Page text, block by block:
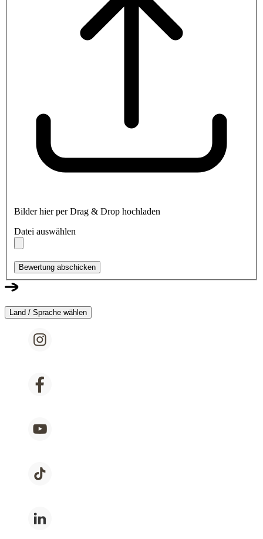
Bilder hier per Drag & Drop hochladen
Datei auswählen
Bewertung abschicken
Land / Sprache wählen